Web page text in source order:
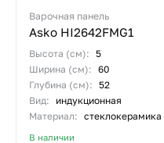
Варочная панель
Asko HI2642FMG1
Высота (см): 5
Ширина (см): 60
Глубина (см): 52
Вид:
индукционная
Материал: стеклокерамика
В наличии